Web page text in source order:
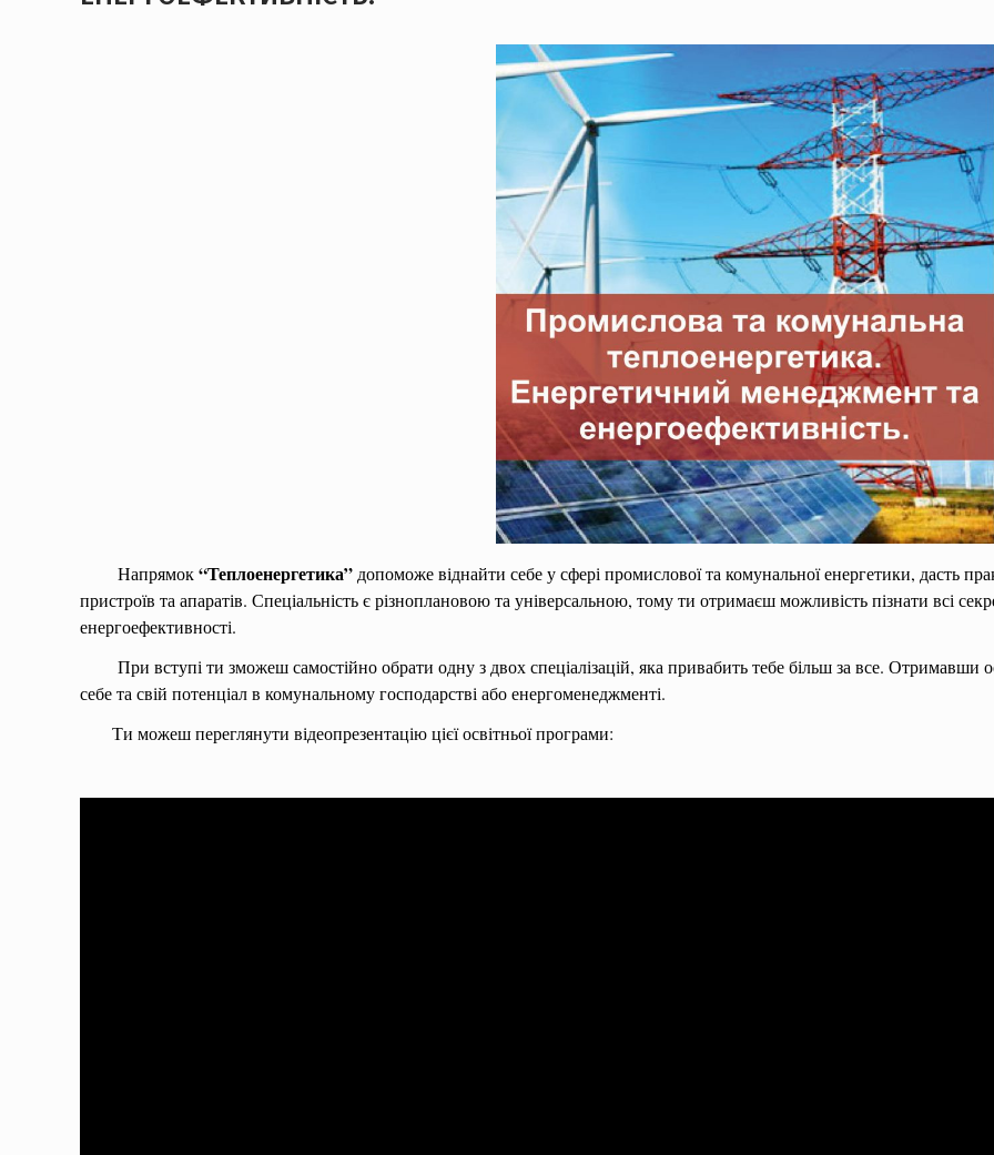
Напрямок“Теплоенергетика” допоможе віднайти себе у сфері промислової та комунальної енергетики, дасть
пристроїв та апаратів. Спеціальність є різноплановою та універсальною, тому ти отримаєш можливість пізнати всі
енергоефективності.
При вступі ти зможеш самостійно обрати одну з двох спеціалізацій, яка привабить тебе більш за все. Отримавши
себе та свій потенціал в комунальному господарстві або енергоменеджменті.
Ти можеш переглянути відеопрезентацію цієї освітньої програми: